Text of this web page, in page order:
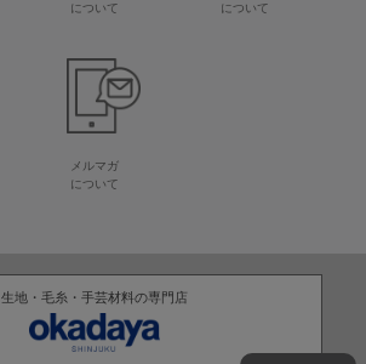
について
について
メルマガ
について
生地・毛糸・手芸材料の専門店